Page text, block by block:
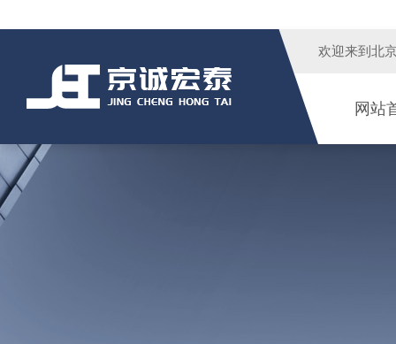
欢迎来到 北
网站